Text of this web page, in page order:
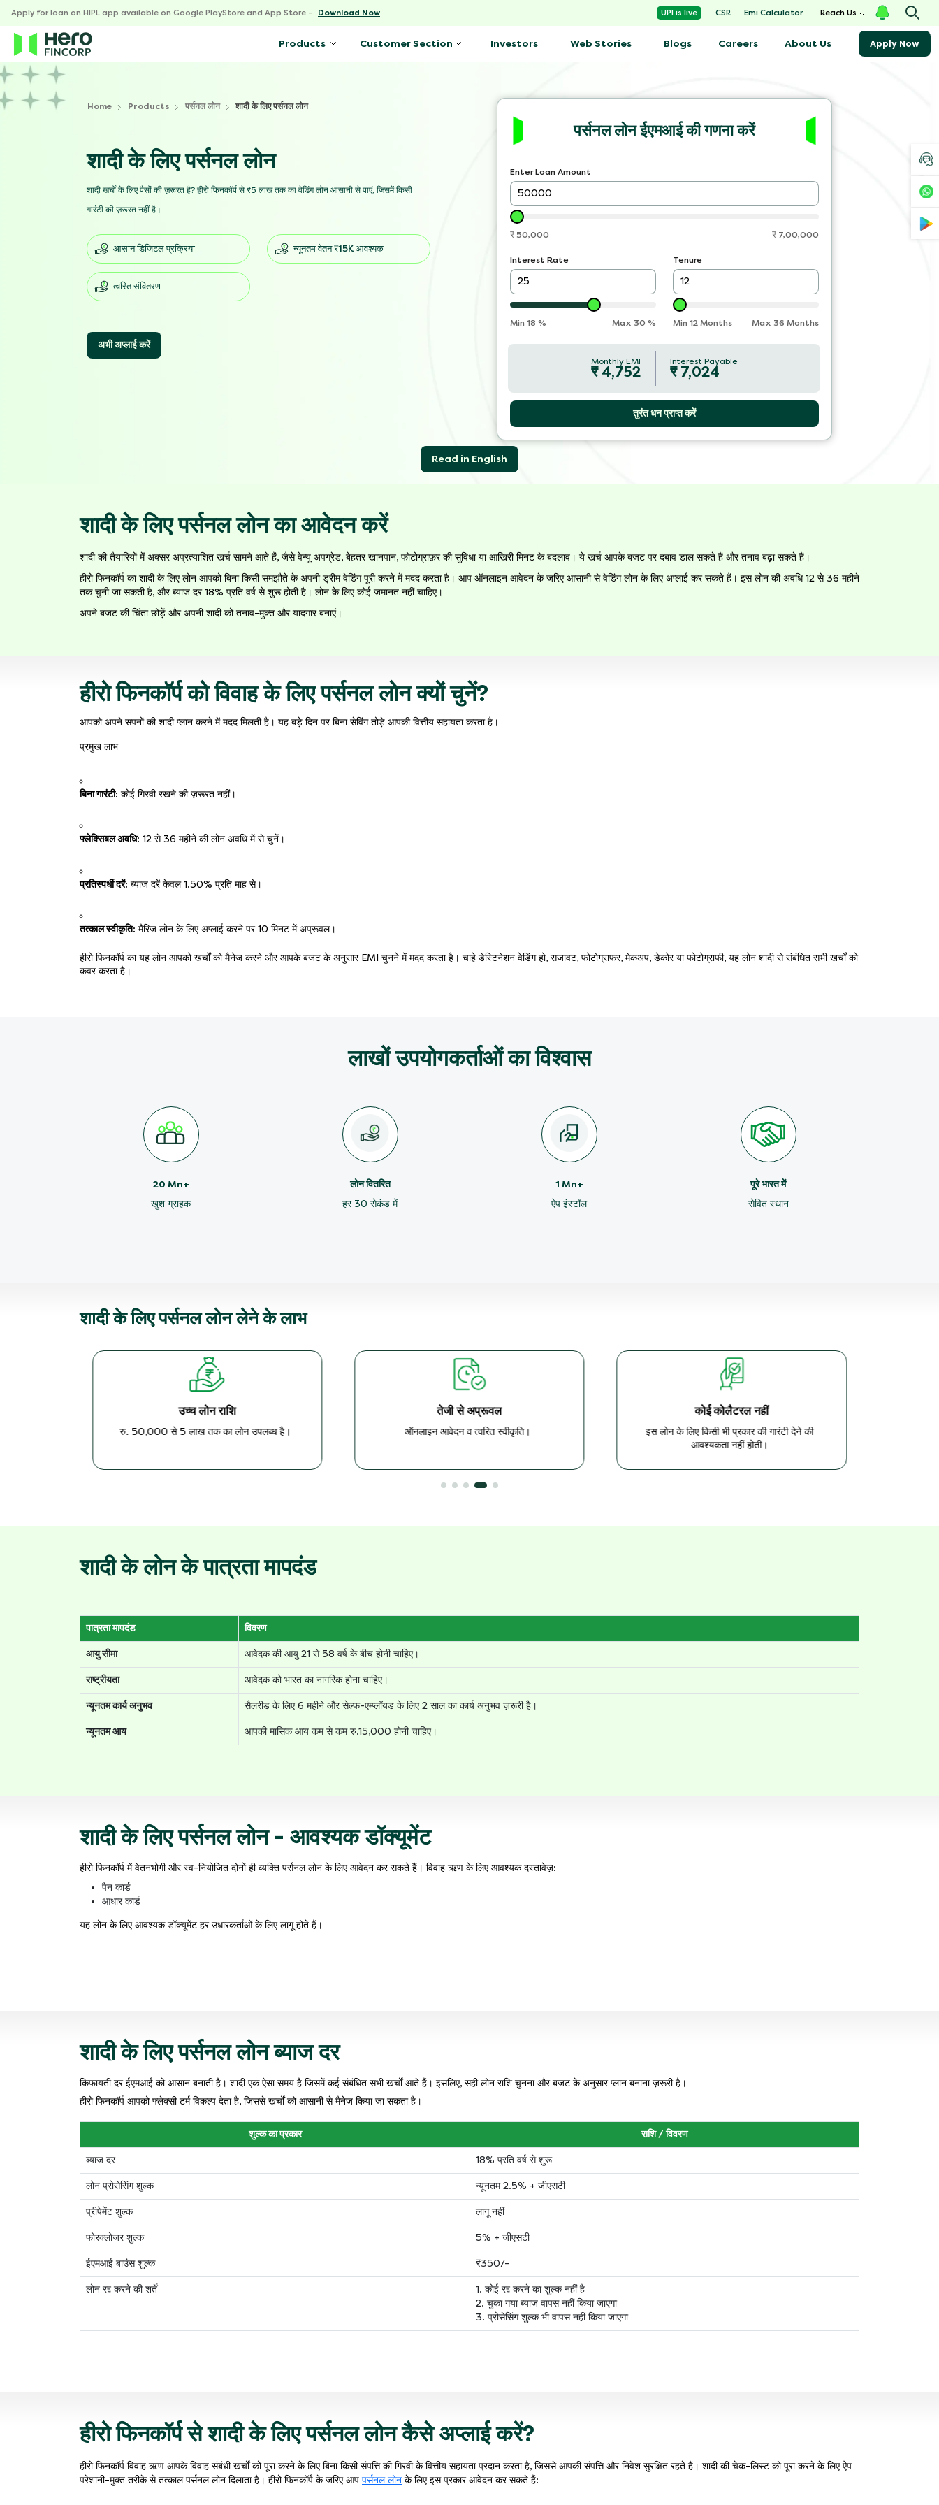
Home Products पर्सनल लोन शादी के लिए पर्सनल लोन
शादी के लिए पर्सनल लोन
शादी खर्चों के लिए पैसों की ज़रूरत है? हीरो फिनकॉर्प से ₹5 लाख तक का वेडिंग लोन आसानी से पाएं, जिसमें किसी
गारंटी की ज़रूरत नहीं है।
आसान डिजिटल प्रक्रिया न्यूनतम वेतन ₹15K आवश्यक
त्वरित संवितरण
अभी अप्लाई करें
पर्सनल लोन ईएमआई की गणना करें
Enter Loan Amount
₹ 50,000 ₹ 7,00,000
Interest Rate
Min 18 % Max 30 %
Tenure
Min 12 Months Max 36 Months
Monthly EMI
₹ 4,752
Interest Payable
₹ 7,024
तुरंत धन प्राप्त करें
Read in English
शादी के लिए पर्सनल लोन का आवेदन करें
शादी की तैयारियों में अक्सर अप्रत्याशित खर्च सामने आते हैं, जैसे वेन्यू अपग्रेड, बेहतर खानपान, फोटोग्राफ़र की सुविधा या आखिरी मिनट के बदलाव। ये खर्च आपके बजट पर दबाव डाल सकते हैं और तनाव बढ़ा सकते हैं।
हीरो फिनकॉर्प का शादी के लिए लोन आपको बिना किसी समझौते के अपनी ड्रीम वेडिंग पूरी करने में मदद करता है। आप ऑनलाइन आवेदन के जरिए आसानी से वेडिंग लोन के लिए अप्लाई कर सकते हैं। इस लोन की अवधि 12 से 36 महीने
तक चुनी जा सकती है, और ब्याज दर 18% प्रति वर्ष से शुरू होती है। लोन के लिए कोई जमानत नहीं चाहिए।
अपने बजट की चिंता छोड़ें और अपनी शादी को तनाव-मुक्त और यादगार बनाएं।
हीरो फिनकॉर्प को विवाह के लिए पर्सनल लोन क्यों चुनें?
आपको अपने सपनों की शादी प्लान करने में मदद मिलती है। यह बड़े दिन पर बिना सेविंग तोड़े आपकी वित्तीय सहायता करता है।
प्रमुख लाभ
बिना गारंटी: कोई गिरवी रखने की ज़रूरत नहीं।
फ्लेक्सिबल अवधि: 12 से 36 महीने की लोन अवधि में से चुनें।
प्रतिस्पर्धी दरें: ब्याज दरें केवल 1.50% प्रति माह से।
तत्काल स्वीकृति: मैरिज लोन के लिए अप्लाई करने पर 10 मिनट में अप्रूवल।
हीरो फिनकॉर्प का यह लोन आपको खर्चों को मैनेज करने और आपके बजट के अनुसार EMI चुनने में मदद करता है। चाहे डेस्टिनेशन वेडिंग हो, सजावट, फोटोग्राफर, मेकअप, डेकोर या फोटोग्राफी, यह लोन शादी से संबंधित सभी खर्चों को
कवर करता है।
लाखों उपयोगकर्ताओं का विश्वास
20 Mn+
खुश ग्राहक
लोन वितरित
हर 30 सेकंड में
1 Mn+
ऐप इंस्टॉल
पूरे भारत में
सेवित स्थान
शादी के लिए पर्सनल लोन लेने के लाभ
उच्च लोन राशि
रु. 50,000 से 5 लाख तक का लोन उपलब्ध है।
तेजी से अप्रूवल
ऑनलाइन आवेदन व त्वरित स्वीकृति।
कोई कोलैटरल नहीं
इस लोन के लिए किसी भी प्रकार की गारंटी देने की
आवश्यकता नहीं होती।
शादी के लोन के पात्रता मापदंड
पात्रता मापदंड विवरण
आयु सीमा आवेदक की आयु 21 से 58 वर्ष के बीच होनी चाहिए।
राष्ट्रीयता आवेदक को भारत का नागरिक होना चाहिए।
न्यूनतम कार्य अनुभव सैलरीड के लिए 6 महीने और सेल्फ-एम्प्लॉयड के लिए 2 साल का कार्य अनुभव ज़रूरी है।
न्यूनतम आय आपकी मासिक आय कम से कम रु.15,000 होनी चाहिए।
शादी के लिए पर्सनल लोन - आवश्यक डॉक्यूमेंट
हीरो फिनकॉर्प में वेतनभोगी और स्व-नियोजित दोनों ही व्यक्ति पर्सनल लोन के लिए आवेदन कर सकते हैं। विवाह ऋण के लिए आवश्यक दस्तावेज़:
पैन कार्ड
आधार कार्ड
यह लोन के लिए आवश्यक डॉक्यूमेंट हर उधारकर्ताओं के लिए लागू होते हैं।
शादी के लिए पर्सनल लोन ब्याज दर
किफायती दर ईएमआई को आसान बनाती है। शादी एक ऐसा समय है जिसमें कई संबंधित सभी खर्चों आते हैं। इसलिए, सही लोन राशि चुनना और बजट के अनुसार प्लान बनाना ज़रूरी है।
हीरो फिनकॉर्प आपको फ्लेक्सी टर्म विकल्प देता है, जिससे खर्चों को आसानी से मैनेज किया जा सकता है।
शुल्क का प्रकार राशि / विवरण
ब्याज दर 18% प्रति वर्ष से शुरू
लोन प्रोसेसिंग शुल्क न्यूनतम 2.5% + जीएसटी
प्रीपेमेंट शुल्क लागू नहीं
फोरक्लोजर शुल्क 5% + जीएसटी
ईएमआई बाउंस शुल्क ₹350/-
लोन रद्द करने की शर्तें
1. कोई रद्द करने का शुल्क नहीं है
2. चुका गया ब्याज वापस नहीं किया जाएगा
3. प्रोसेसिंग शुल्क भी वापस नहीं किया जाएगा
हीरो फिनकॉर्प से शादी के लिए पर्सनल लोन कैसे अप्लाई करें?
हीरो फिनकॉर्प विवाह ऋण आपके विवाह संबंधी खर्चों को पूरा करने के लिए बिना किसी संपत्ति की गिरवी के वित्तीय सहायता प्रदान करता है, जिससे आपकी संपत्ति और निवेश सुरक्षित रहते हैं। शादी की चेक-लिस्ट को पूरा करने के लिए ऐप
परेशानी-मुक्‍त तरीके से तत्काल पर्सनल लोन दिलाता है। हीरो फिनकॉर्प के जरिए आप पर्सनल लोन के लिए इस प्रकार आवेदन कर सकते हैं:
Apply for loan on HIPL app available on Google PlayStore and App Store - Download Now UPI is live CSR Emi Calculator Reach Us
Products Customer Section Investors Web Stories Blogs Careers About Us Apply Now